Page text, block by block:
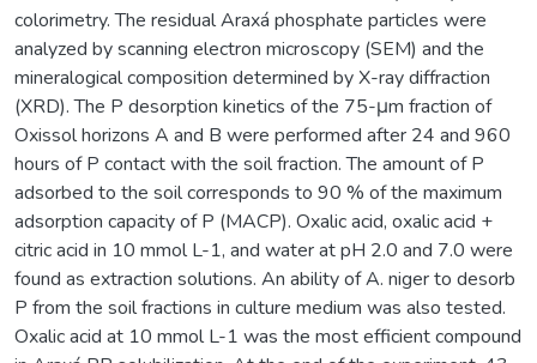
colorimetry. The residual Araxá phosphate particles were
analyzed by scanning electron microscopy (SEM) and the
mineralogical composition determined by X-ray diffraction
(XRD). The P desorption kinetics of the 75-μm fraction of
Oxissol horizons A and B were performed after 24 and 960
hours of P contact with the soil fraction. The amount of P
adsorbed to the soil corresponds to 90 % of the maximum
adsorption capacity of P (MACP). Oxalic acid, oxalic acid +
citric acid in 10 mmol L-1, and water at pH 2.0 and 7.0 were
found as extraction solutions. An ability of A. niger to desorb
P from the soil fractions in culture medium was also tested.
Oxalic acid at 10 mmol L-1 was the most efficient compound